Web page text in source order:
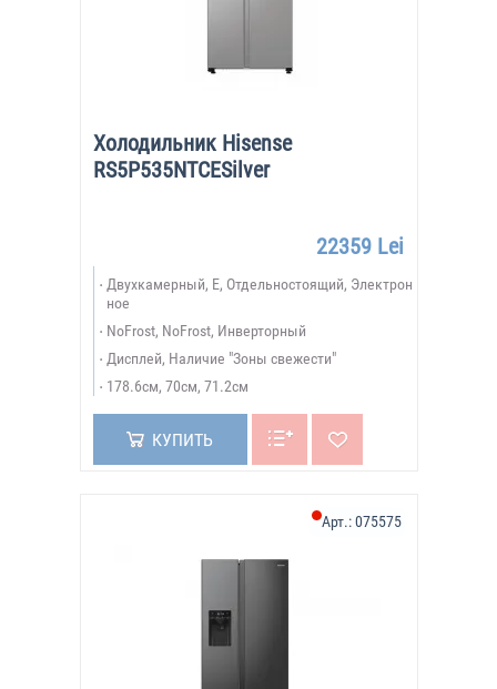
Холодильник Hisense
RS5P535NTCESilver
22359 Lei
Двухкамерный, E, Отдельностоящий, Электрон
ное
NoFrost, NoFrost, Инверторный
Дисплей, Наличие "Зоны свежести"
178.6см, 70см, 71.2см
КУПИТЬ
Арт.:075575